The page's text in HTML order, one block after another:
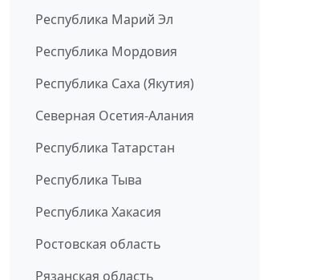
Республика Марий Эл
Республика Мордовия
Республика Саха (Якутия)
Северная Осетия-Алания
Республика Татарстан
Республика Тыва
Республика Хакасия
Ростовская область
Рязанская область